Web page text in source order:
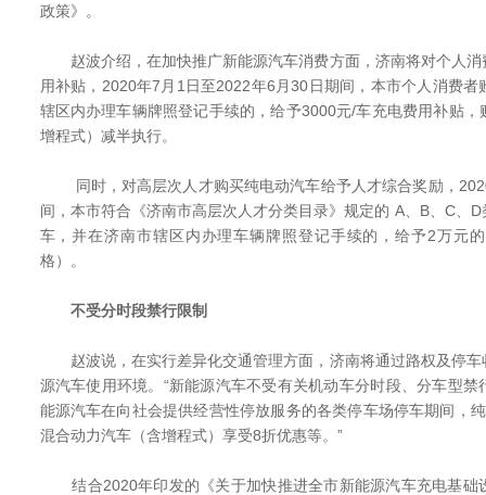
政策》。
赵波介绍，在加快推广新能源汽车消费方面，济南将对个人消
用补贴，2020年7月1日至2022年6月30日期间，本市个人消费
辖区内办理车辆牌照登记手续的，给予3000元/车充电费用补贴
增程式）减半执行。
同时，对高层次人才购买纯电动汽车给予人才综合奖励，
间，本市符合《济南市高层次人才分类目录》规定的 A、B、C、
车，并在济南市辖区内办理车辆牌照登记手续的，给予2万元
格）。
不受分时段禁行限制
赵波说，在实行差异化交通管理方面，济南将通过路权及停车
源汽车使用环境。“新能源汽车不受有关机动车分时段、分车型
能源汽车在向社会提供经营性停放服务的各类停车场停车期间，
混合动力汽车（含增程式）享受8折优惠等。”
结合2020年印发的《关于加快推进全市新能源汽车充电基础